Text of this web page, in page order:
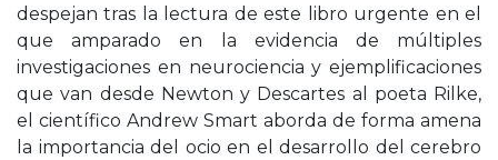
despejan tras la lectura de este libro urgente en el
que amparado en la evidencia de múltiples
investigaciones en neurociencia y ejemplificaciones
que van desde Newton y Descartes al poeta Rilke,
el científico Andrew Smart aborda de forma amena
la importancia del ocio en el desarrollo del cerebro